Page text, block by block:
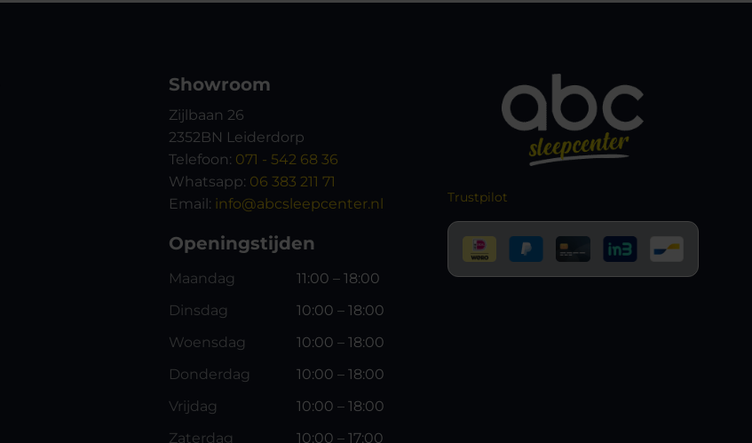
Showroom
Zijlbaan 26
2352BN Leiderdorp
Telefoon: 071 - 542 68 36
Whatsapp: 06 383 211 71
Email: info@abcsleepcenter.nl
Openingstijden
Maandag
11:00 – 18:00
Dinsdag
10:00 – 18:00
Woensdag
10:00 – 18:00
Donderdag
10:00 – 18:00
Vrijdag
10:00 – 18:00
Zaterdag
10:00 – 17:00
Trustpilot